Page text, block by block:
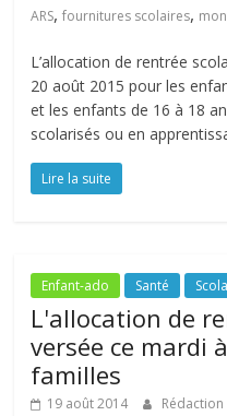
ARS,fournitures scolaires,
L’allocation de rentrée
20 août 2015 pour les
et les enfants de 16 à 18
scolarisés ou en
Lire la suite
Enfant-ado Santé
L'allocation de
versée ce mardi
familles
19 août 2014 Rédaction